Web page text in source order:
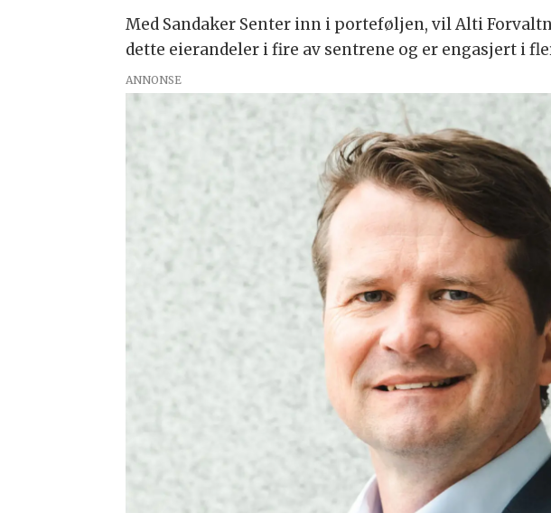
Med Sandaker Senter inn i porteføljen, vil Alti
dette eierandeler i fire av sentrene og er engasjert i
ANNONSE